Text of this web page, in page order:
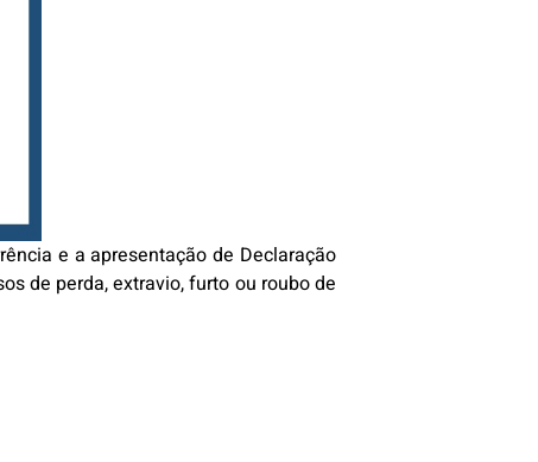
e a apresentação de Declaração
de perda, extravio, furto ou roubo de